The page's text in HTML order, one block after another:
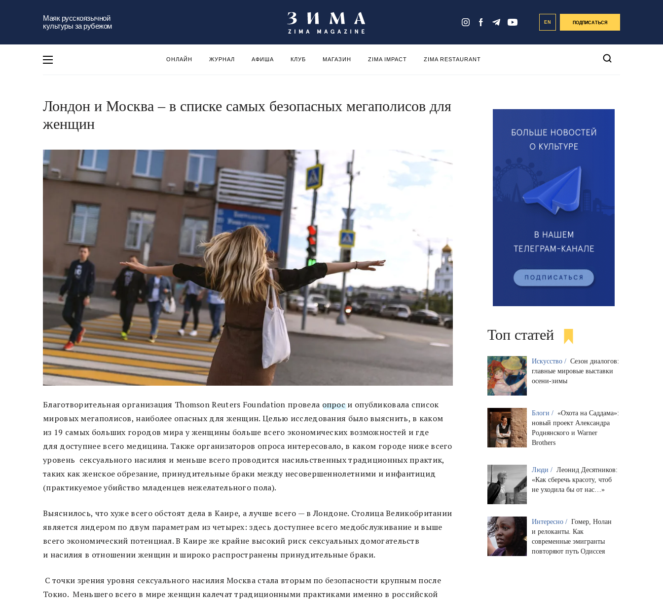
Маяк русскоязычной
культуры за рубежом
EN ПОДПИСАТЬСЯ
ОНЛАЙН ЖУРНАЛ АФИША КЛУБ МАГАЗИН ZIMA IMPACT ZIMA RESTAURANT
Лондон и Москва – в списке самых безопасных мегаполисов для
женщин
Благотворительная организация Thomson Reuters Foundation провела опроси опубликовала список
мировых мегаполисов, наиболее опасных для женщин. Целью исследования было выяснить, в каком
из 19 самых больших городов мира у женщины больше всего экономических возможностей и где
для доступнее всего медицина. Также организаторов опроса интересовало, в каком городе ниже всего
уровень сексуального насилия и меньше всего проводится насильственных традиционных практик,
таких как женское обрезание, принудительные браки между несовершеннолетними и инфантицид
(практикуемое убийство младенцев нежелательного пола).
Выяснилось, что хуже всего обстоят дела в Каире, а лучше всего — в Лондоне. Столица Великобритании
является лидером по двум параметрам из четырех: здесь доступнее всего медобслуживание и выше
всего экономический потенциал. В Каире же крайне высокий риск сексуальных домогательств
и насилия в отношении женщин и широко распространены принудительные браки.
С точки зрения уровня сексуального насилия Москва стала вторым по безопасности крупным после
Токио. Меньшего всего в мире женщин калечат традиционными практиками именно в российской
Топ статей
Искусство / Сезон диалогов:
главные мировые выставки
осени-зимы
Блоги / «Охота на Саддама»:
новый проект Александра
Роднянского и Warner
Brothers
Люди / Леонид Десятников:
«Как сберечь красоту, чтоб
не уходила бы от нас…»
Интересно / Гомер, Нолан
и релоканты. Как
современные эмигранты
повторяют путь Одиссея